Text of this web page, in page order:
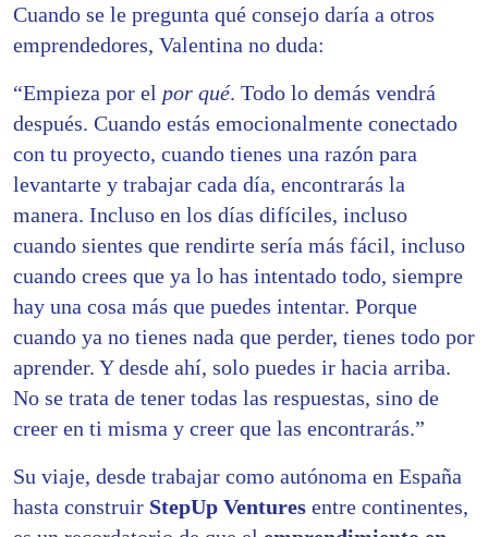
Cuando se le pregunta qué consejo daría a otros
emprendedores, Valentina no duda:
“Empieza por el por qué. Todo lo demás vendrá
después. Cuando estás emocionalmente conectado
con tu proyecto, cuando tienes una razón para
levantarte y trabajar cada día, encontrarás la
manera. Incluso en los días difíciles, incluso
cuando sientes que rendirte sería más fácil, incluso
cuando crees que ya lo has intentado todo, siempre
hay una cosa más que puedes intentar. Porque
cuando ya no tienes nada que perder, tienes todo por
aprender. Y desde ahí, solo puedes ir hacia arriba.
No se trata de tener todas las respuestas, sino de
creer en ti misma y creer que las encontrarás.”
Su viaje, desde trabajar como autónoma en España
hasta construir StepUp Ventures entre continentes,